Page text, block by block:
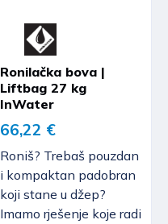
Ronilačka bova |
Liftbag 27 kg
InWater
66,22 €
Roniš? Trebaš pouzdan
i kompaktan padobran
koji stane u džep?
Imamo rješenje koje radi